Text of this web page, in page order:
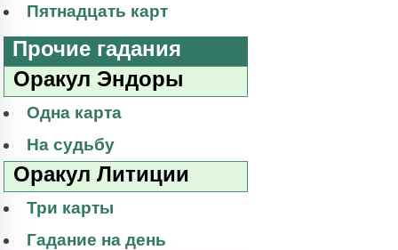
Пятнадцать карт
Прочие гадания
Оракул Эндоры
Одна карта
На судьбу
Оракул Литиции
Три карты
Гадание на день